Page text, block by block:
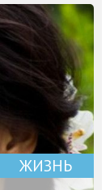
ЖИЗНЬ